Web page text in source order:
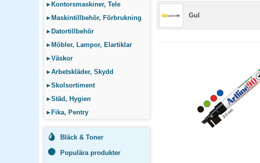
▸ Kontorsmaskiner, Tele
▸ Maskintillbehör, Förbrukning
▸ Datortillbehör
▸ Möbler, Lampor, Elartiklar
▸Väskor
▸Arbetskläder, Skydd
▸Skolsortiment
▸Städ, Hygien
▸ Fika, Pentry
Bläck & Toner
Populära produkter
Gul